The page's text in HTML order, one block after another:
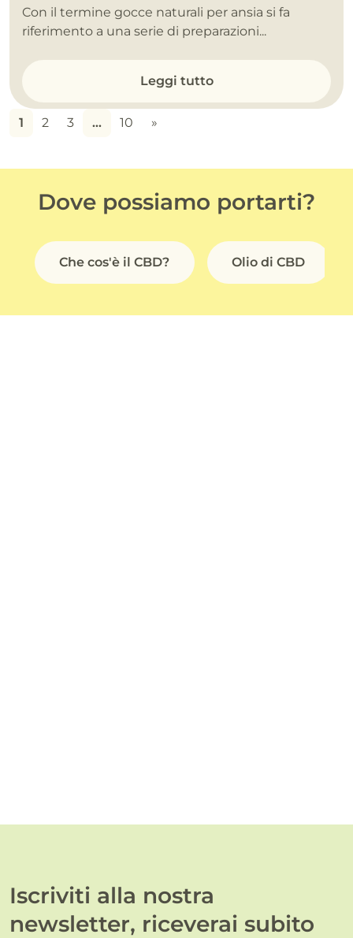
Con il termine gocce naturali per ansia si fa
riferimento a una serie di preparazioni...
Leggi tutto
1 2 3 … 10 »
Dove possiamo portarti?
Che cos'è il CBD? Olio di CBD
Iscriviti alla nostra
newsletter, riceverai subito